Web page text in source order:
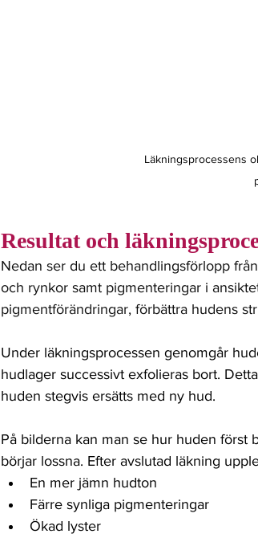
Läkningsprocessens
Resultat och
Nedan ser du ett behandlingsförlopp
och rynkor samt pigmenteringar i
pigmentförändringar, förbättra hudens
Under läkningsprocessen genomgår
hudlager successivt exfolieras bort.
huden stegvis ersätts med ny hud.
På bilderna kan man se hur huden först
börjar lossna. Efter avslutad läkning
En mer jämn hudton
Färre synliga pigmenteringar
Ökad lyster